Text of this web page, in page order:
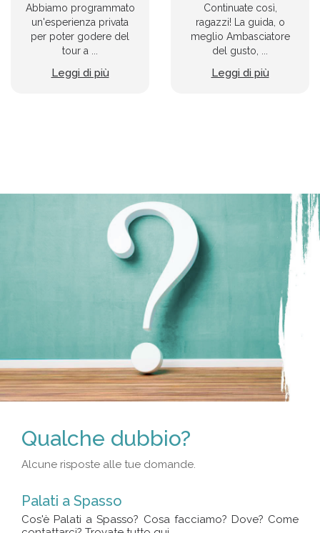
Abbiamo programmato
un'esperienza privata
per poter godere del
tour a ...
Leggi di più
Continuate così,
ragazzi! La guida, o
meglio Ambasciatore
del gusto, ...
Leggi di più
Qualche dubbio?
Alcune risposte alle tue domande.
Palati a Spasso
Cos'è Palati a Spasso? Cosa facciamo? Dove? Come